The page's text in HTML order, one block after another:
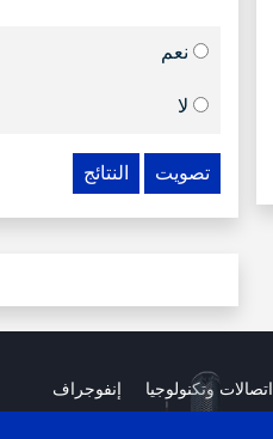
نعم
لا
تصويت النتائج
اتصالات وتكنولوجيا إنفوجراف